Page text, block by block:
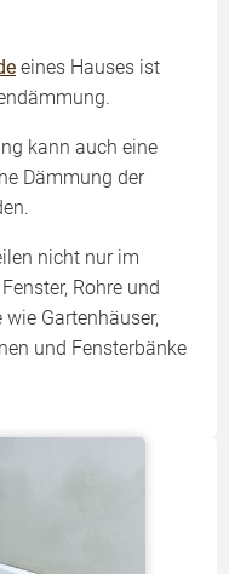
eines Hauses ist
kann auch eine
Dämmung der
nicht nur im
Rohre und
Gartenhäuser,
und Fensterbänke